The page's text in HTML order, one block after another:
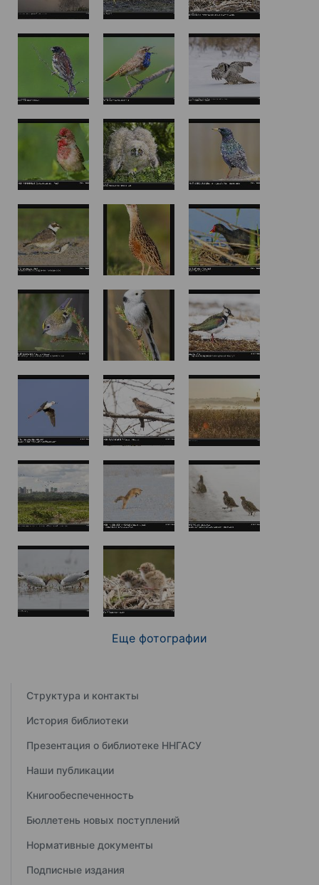
Еще фотографии
Структура и контакты
История библиотеки
Презентация о библиотеке ННГАСУ
Наши публикации
Книгообеспеченность
Бюллетень новых поступлений
Нормативные документы
Подписные издания